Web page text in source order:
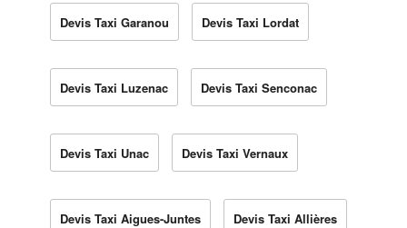
Devis Taxi Garanou Devis Taxi Lordat
Devis Taxi Luzenac Devis Taxi Senconac
Devis Taxi Unac Devis Taxi Vernaux
Devis Taxi Aigues-Juntes Devis Taxi Allières